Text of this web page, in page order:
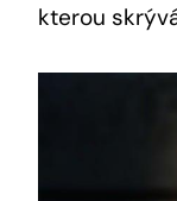
kterou